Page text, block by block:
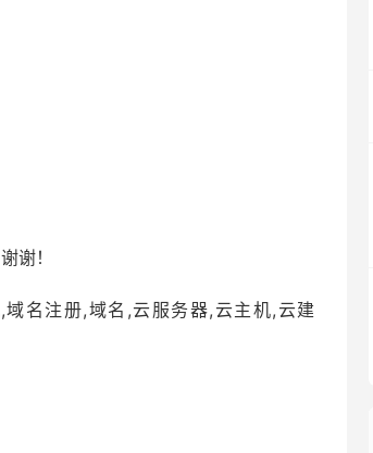
谢！
名注册,域名,云服务器,云主机,云建